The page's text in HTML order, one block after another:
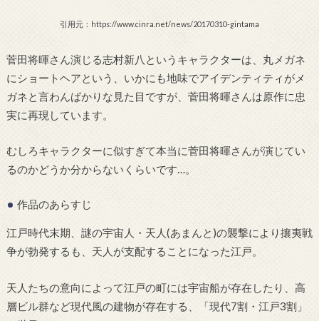
引用元：https://www.cinra.net/news/20170310-gintama
菅田将暉さん演じる志村新八というキャラクターは、丸メガネ
にショートヘアという、いかにも地味でアイデンティティがメ
ガネと言わんばかりな見た目ですが、菅田将暉さんは原作に忠
実に再現しています。
むしろキャラクターに似すぎて本当に菅田将暉さんが演じてい
るのかどうか分からないくらいです…。
作品のあらすじ
江戸時代末期、謎の宇宙人・天人(あまんと)の襲撃により攘夷戦
争が勃発するも、天人が支配することになった江戸。
天人たちの意向によって江戸の町には宇宙船が存在したり、高
層ビル群など現代風の建物が存在する、「現代7割・江戸3割」